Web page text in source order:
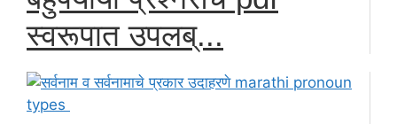
स्वरूपात उपलब्...